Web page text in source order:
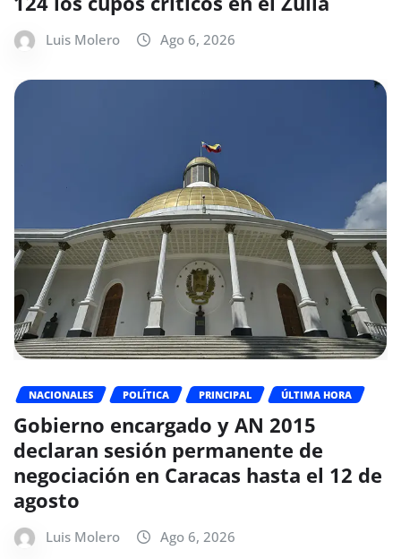
Luis Molero Ago 6, 2026
NACIONALES POLÍTICA PRINCIPAL ÚLTIMA HORA
Gobierno encargado y AN 2015
declaran sesión permanente de
negociación en Caracas hasta el 12 de
agosto
Luis Molero Ago 6, 2026